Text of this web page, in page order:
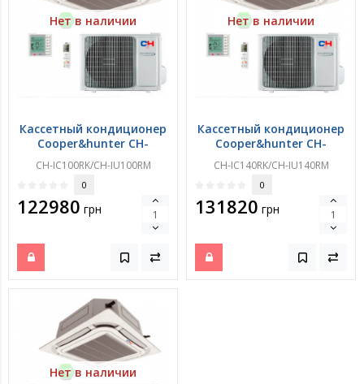
Нет в наличии
Кассетный кондиционер
Cooper&hunter CH-
IC100RK/CH-IU100RM
CH-IC100RK/CH-IU100RM
0
122980 грн
Нет в наличии
Кассетный кондиционер
Cooper&hunter CH-
IC140RK/CH-IU140RM
CH-IC140RK/CH-IU140RM
0
131820 грн
Нет в наличии